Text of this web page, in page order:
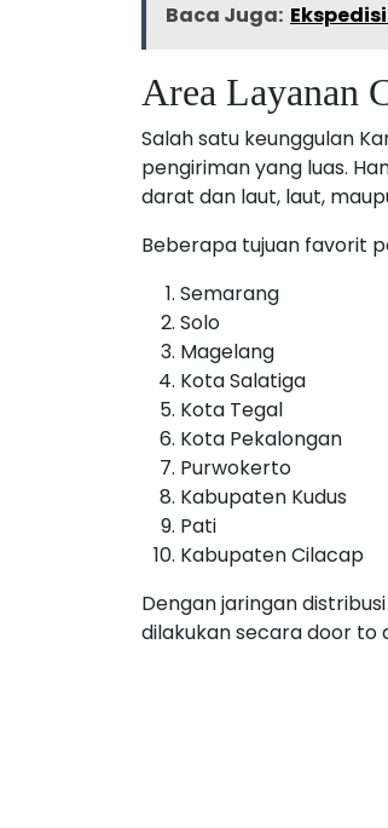
Baca Juga:
Area Layanan
Salah satu keunggulan
pengiriman yang luas.
darat dan laut, laut,
Beberapa tujuan favorit
Semarang
Solo
Magelang
Kota Salatiga
Kota Tegal
Kota Pekalongan
Purwokerto
Kabupaten Kudus
Pati
Kabupaten Cilacap
Dengan jaringan
dilakukan secara door to